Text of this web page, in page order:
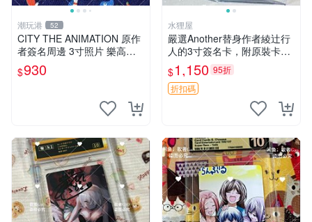
潮玩港 52
CITY THE ANIMATION 原作
者簽名周邊 3寸照片 樂高卡
磚 自製限量版 nichijou city th
e animation 簽名照 卡
$930
水狸屋
嚴選Another替身作者綾辻行
人的3寸簽名卡，附原裝卡
磚。國內直郵快速到貨。 An
other 替身 綾辻行人 簽名卡
周邊
$1,150 95折
折扣碼